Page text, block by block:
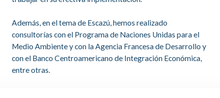
Además, en el tema de Escazú, hemos realizado
consultorías con el Programa de Naciones Unidas para el
Medio Ambiente y con la Agencia Francesa de Desarrollo y
con el Banco Centroamericano de Integración Económica,
entre otras.